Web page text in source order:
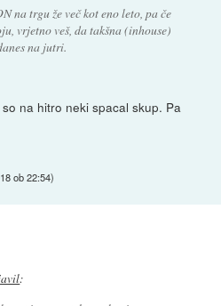
na trgu že več kot eno leto, pa če
vrjetno veš, da takšna (inhouse)
na jutri.
na hitro neki spacal skup. Pa
ob 22:54)
: